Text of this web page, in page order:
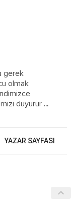
gerek
olmak
duyurur ...
YAZAR SAYFASI